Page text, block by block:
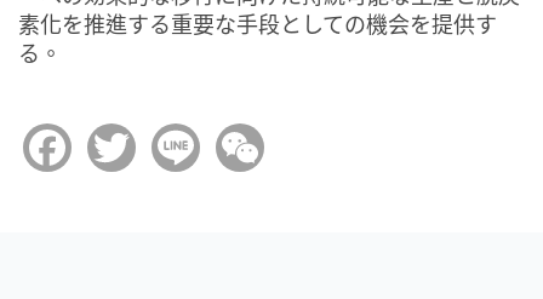
素化を推進する重要な手段としての機会を提供す
る。
FacebookTwitter Line